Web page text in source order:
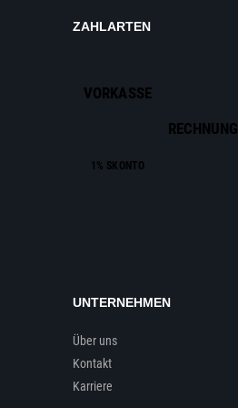
ZAHLARTEN
VORKASSE
1% SKONTO
RECHNUNG
UNTERNEHMEN
Über uns
Kontakt
Karriere